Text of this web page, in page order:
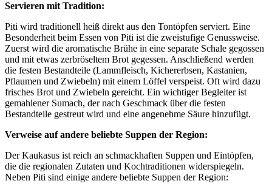
Servieren mit Tradition:
Piti wird traditionell heiß direkt aus den Tontöpfen serviert. Eine
Besonderheit beim Essen von Piti ist die zweistufige Genussweise.
Zuerst wird die aromatische Brühe in eine separate Schale gegossen
und mit etwas zerbröseltem Brot gegessen. Anschließend werden
die festen Bestandteile (Lammfleisch, Kichererbsen, Kastanien,
Pflaumen und Zwiebeln) mit einem Löffel verspeist. Oft wird dazu
frisches Brot und Zwiebeln gereicht. Ein wichtiger Begleiter ist
gemahlener Sumach, der nach Geschmack über die festen
Bestandteile gestreut wird und eine angenehme Säure hinzufügt.
Verweise auf andere beliebte Suppen der Region:
Der Kaukasus ist reich an schmackhaften Suppen und Eintöpfen,
die die regionalen Zutaten und Kochtraditionen widerspiegeln.
Neben Piti sind einige andere beliebte Suppen der Region: